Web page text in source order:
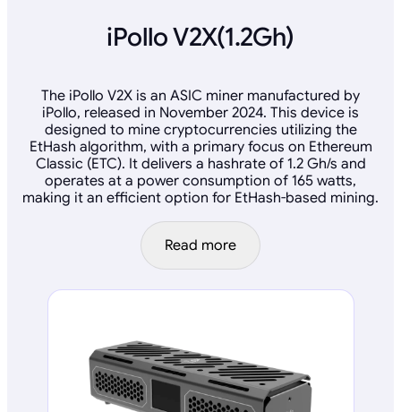
iPollo V2X(1.2Gh)
The iPollo V2X is an ASIC miner manufactured by
iPollo, released in November 2024. This device is
designed to mine cryptocurrencies utilizing the
EtHash algorithm, with a primary focus on Ethereum
Classic (ETC). It delivers a hashrate of 1.2 Gh/s and
operates at a power consumption of 165 watts,
making it an efficient option for EtHash-based mining.
Read more